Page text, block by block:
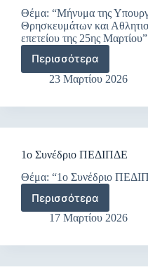
διδακτικό
έτος
2026-
2027
Δημόσια
Ωνάσεια
Σχολεία,
Πρότυπα
Εκκλησιαστικά
Σχολεία
και
Θέμα: “Μήνυμα της
Θρησκευμάτων και
επετείου της 25ης Μαρτίου”
Περισσότερα
Μήνυμα
της
Παιδείας,
και
για
τον
εορτασμό
της
επετείου
της
23 Μαρτίου 2026
1ο Συνέδριο ΠΕΔΙΠΔΕ
Θέμα: “1ο Συνέδριο
Περισσότερα
1ο
Συνέδριο
17 Μαρτίου 2026